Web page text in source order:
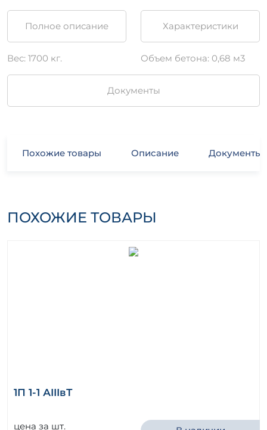
Полное описание Характеристики
Вес: 1700 кг. Объем бетона: 0,68 м3
Документы
Похожие товары Описание Документы
ПОХОЖИЕ ТОВАРЫ
1П 1-1 АIIIвТ
цена за шт.